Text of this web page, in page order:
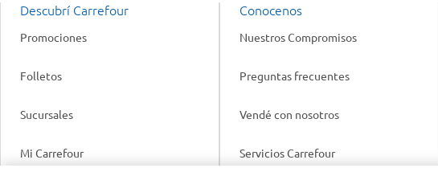
Descubrí Carrefour
Promociones
Folletos
Sucursales
Mi Carrefour
Conocenos
Nuestros Compromisos
Preguntas frecuentes
Vendé con nosotros
Servicios Carrefour